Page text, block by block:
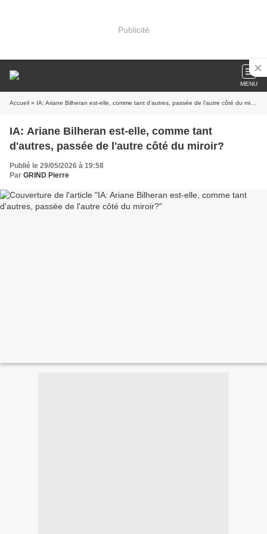
Publicité
MENU
Accueil » IA: Ariane Bilheran est-elle, comme tant d'autres, passée de l'autre côté du miroir?
IA: Ariane Bilheran est-elle, comme tant
d'autres, passée de l'autre côté du miroir?
Publié le 29/05/2026 à 19:58
Par GRIND Pierre